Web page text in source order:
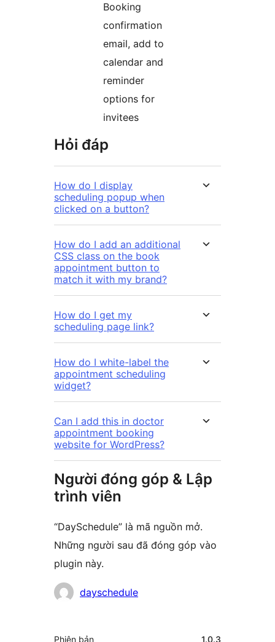
Booking
confirmation
email, add to
calendar and
reminder
options for
invitees
Hỏi đáp
How do I display
scheduling popup when
clicked on a button?
How do I add an additional
CSS class on the book
appointment button to
match it with my brand?
How do I get my
scheduling page link?
How do I white-label the
appointment scheduling
widget?
Can I add this in doctor
appointment booking
website for WordPress?
Người đóng góp & Lập
trình viên
“DaySchedule” là mã nguồn mở.
Những người sau đã đóng góp vào
plugin này.
Nhữngdayschedule
Meta
Phiên bản 1.0.3